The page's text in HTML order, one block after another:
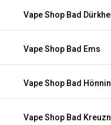
Vape Shop Bad
Vape Shop Bad Ems
Vape Shop Bad
Vape Shop Bad